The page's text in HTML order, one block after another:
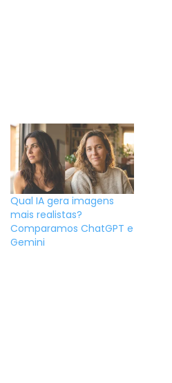
Qual IA gera imagens
mais realistas?
Comparamos ChatGPT e
Gemini